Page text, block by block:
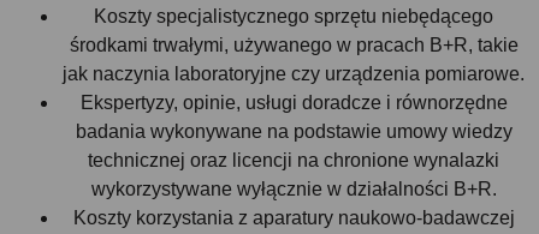
Koszty specjalistycznego sprzętu niebędącego
środkami trwałymi, używanego w pracach B+R, takie
jak naczynia laboratoryjne czy urządzenia pomiarowe.
Ekspertyzy, opinie, usługi doradcze i równorzędne
badania wykonywane na podstawie umowy wiedzy
technicznej oraz licencji na chronione wynalazki
wykorzystywane wyłącznie w działalności B+R.
Koszty korzystania z aparatury naukowo-badawczej